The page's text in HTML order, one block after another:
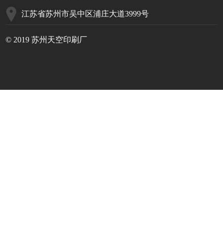
江苏省苏州市吴中区浦庄大道3999号
© 2019 苏州天空印刷厂